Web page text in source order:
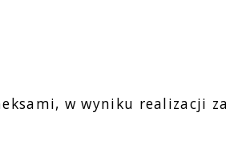
w wyniku realizacji